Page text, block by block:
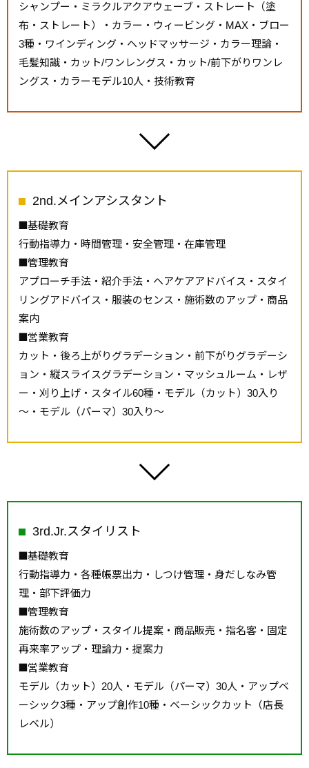
シャンプー・ミラクルアクアウェーブ・ストレート（塗
布・ストレート）・カラー・ウィービング・MAX・ブロー
3種・ワインディング・ヘッドマッサージ・カラー理論・
毛髪知識・カット/ワンレングス・カット/前下がりワンレ
ングス・カラーモデル10人・技術教育
2nd.メインアシスタント
基礎教育
行動指導力・時間管理・安全管理・在庫管理
管理教育
アプローチ手法・紹介手法・ヘアケアアドバイス・スタイ
リングアドバイス・服装のセンス・施術数のアップ・商品
案内
営業教育
カット・後ろ上がりグラデーション・前下がりグラデーシ
ョン・縦スライスグラデーション・マッシュルーム・レザ
ー・刈り上げ・スタイル60種・モデル（カット）30入り
～・モデル（パーマ）30入り～
3rd.Jr.スタイリスト
基礎教育
行動指導力・各種帳票出力・しつけ管理・身だしなみ管
理・部下評価力
管理教育
施術数のアップ・スタイル提案・商品販売・指名客・固定
再来率アップ・理論力・提案力
営業教育
モデル（カット）20人・モデル（パーマ）30人・アップベ
ーシック3種・アップ創作10種・ベーシックカット（店長
レベル）